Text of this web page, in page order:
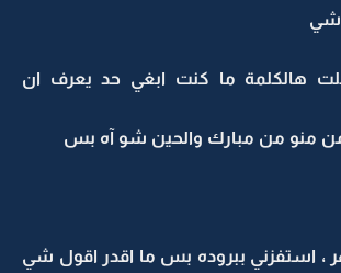
شي
هالكلمة ما كنت ابغي حد يعرف ان
منو من مبارك والحين شو آه بس
، استفزني ببروده بس ما اقدر اقول شي